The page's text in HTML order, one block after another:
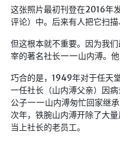
这张照片最初刊登在2016年
评论）中。后来有人把它扫描
但这根本就不重要。因为我
宰的著名社长——山内溥。他
巧合的是，1949年对于任天
一任社长（山内溥父亲）因
公子——山内溥匆忙回家继承
次年，铁腕山内溥开除了大
当上社长的老员工。
音乐解析 半成品
低价开会员